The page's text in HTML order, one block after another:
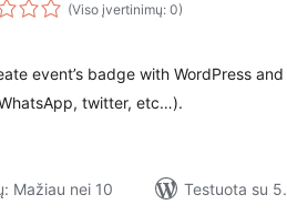
(Viso įvertinimų: 0)
event’s badge with WordPress
twitter, etc…).
Mažiau nei 10
Testuota su